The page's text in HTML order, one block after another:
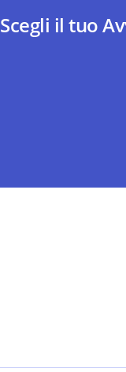
Scegli il tuo